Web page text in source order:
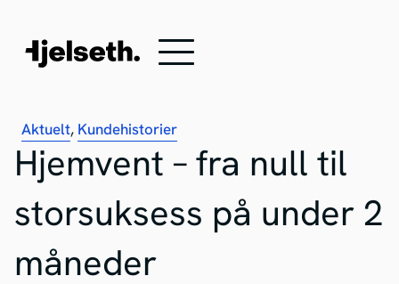
Aktuelt, Kundehistorier
Hjemvent – fra null til
storsuksess på under 2
måneder